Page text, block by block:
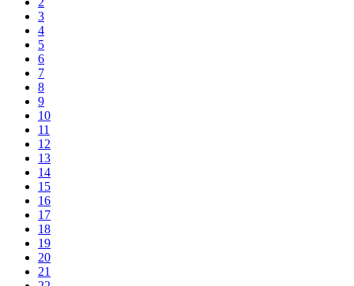
3
4
5
6
7
8
9
10
11
12
13
14
15
16
17
18
19
20
21